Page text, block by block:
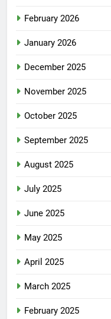
February 2026
January 2026
December 2025
November 2025
October 2025
September 2025
August 2025
July 2025
June 2025
May 2025
April 2025
March 2025
February 2025